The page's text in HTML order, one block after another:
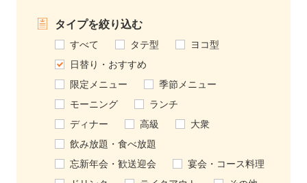
タイプを絞り込む
すべて タテ型
ヨコ型
日替り・おすすめ
限定メニュー
季節メニュー
モーニング
ランチ
ディナー
高級
大衆
飲み放題・食べ放題
忘新年会・歓送迎会
宴会・コース料理